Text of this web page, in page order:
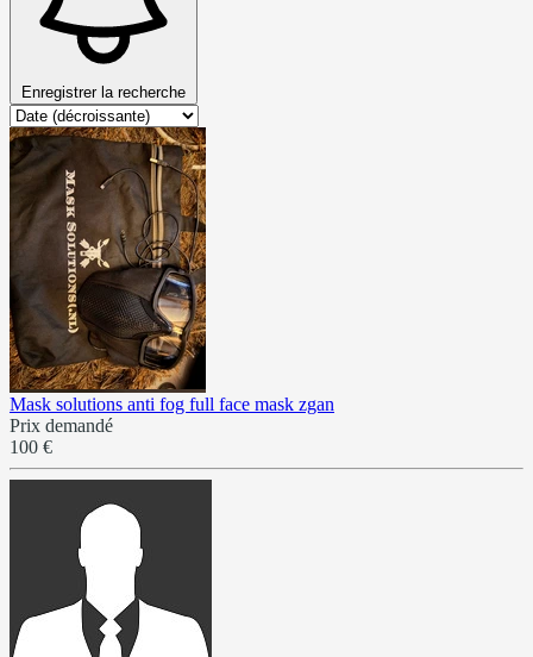
Enregistrer la recherche
Mask solutions anti fog full face mask zgan
Prix demandé
100 €